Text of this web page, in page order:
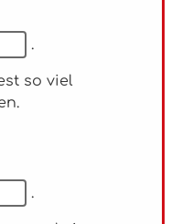
.
so viel
.